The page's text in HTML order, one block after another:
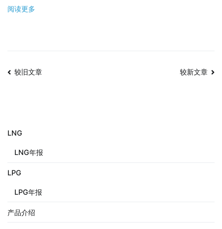
阅读更多
较旧文章 较新文章
LNG
LNG年报
LPG
LPG年报
产品介绍